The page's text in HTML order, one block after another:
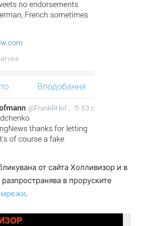
от сайта Холливизор и в
в проруските
мрежи.